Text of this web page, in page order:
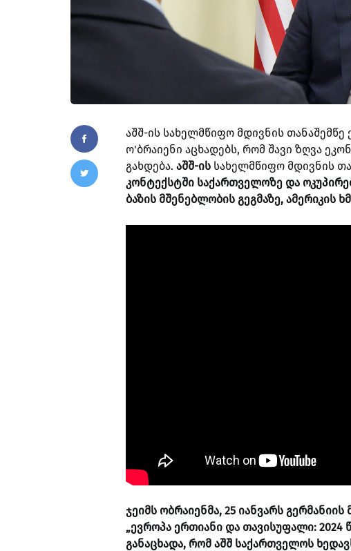
აშშ-ის სახელმწიფო მდივნის თანაშემწე
ო'ბრაიენი აცხადებს, რომ შავი ზღვა
გახდება. აშშ-ის სახელმწიფო მდივნის
კონტექსტში საქართველოზე და
ბაზის მშენებლობის გეგმაზე, ამერიკის
ჯეიმს ობრაიენმა, 25 იანვარს
„ევროპა ერთიანი და თავისუფალი: 2024
განაცხადა, რომ აშშ საქართველოს